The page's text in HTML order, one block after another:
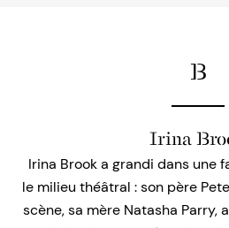
B
Irina
Irina Brook a grandi dans une
le milieu théâtral : son père
scène, sa mère Natasha Parry,